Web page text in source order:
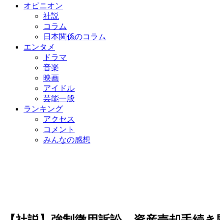
オピニオン
社説
コラム
日本関係のコラム
エンタメ
ドラマ
音楽
映画
アイドル
芸能一般
ランキング
アクセス
コメント
みんなの感想